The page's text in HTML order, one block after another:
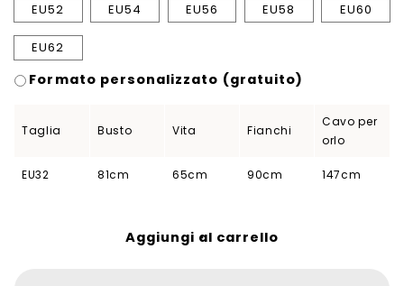
EU52 EU54 EU56 EU58 EU60
EU62
Formato personalizzato (gratuito)
Taglia Busto Vita Fianchi
Cavo per
orlo
EU32 81cm 65cm 90cm 147cm
Aggiungi al carrello